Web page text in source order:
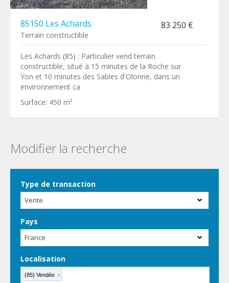
85150 Les Achards 83 250 €
Terrain constructible
Les Achards (85) : Particulier vend terrain
constructible, situé à 15 minutes de la Roche sur
Yon et 10 minutes des Sables d'Olonne, dans un
environnement ca
Surface: 450 m²
Modifier la recherche
Type de transaction
Vente
Pays
France
Localisation
(85) Vendée ×